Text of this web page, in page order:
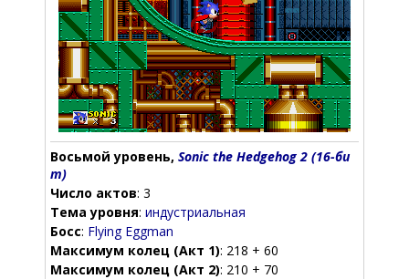
Восьмой уровень, Sonic the Hedgehog 2 (16-би
т)
Число актов: 3
Тема уровня: индустриальная
Босс: Flying Eggman
Максимум колец (Акт 1): 218 + 60
Максимум колец (Акт 2): 210 + 70